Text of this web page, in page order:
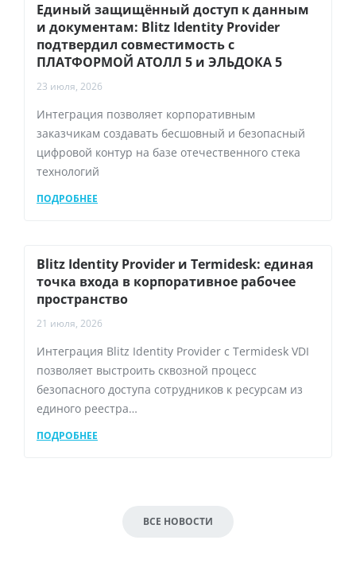
Единый защищённый доступ к данным
и документам: Blitz Identity Provider
подтвердил совместимость с
ПЛАТФОРМОЙ АТОЛЛ 5 и ЭЛЬДОКА 5
23 июля, 2026
Интеграция позволяет корпоративным
заказчикам создавать бесшовный и безопасный
цифровой контур на базе отечественного стека
технологий
ПОДРОБНЕЕ
Blitz Identity Provider и Termidesk: единая
точка входа в корпоративное рабочее
пространство
21 июля, 2026
Интеграция Blitz Identity Provider с Termidesk VDI
позволяет выстроить сквозной процесс
безопасного доступа сотрудников к ресурсам из
единого реестра…
ПОДРОБНЕЕ
ВСЕ НОВОСТИ